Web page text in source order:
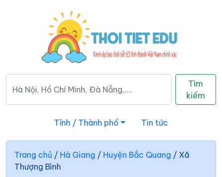
Tìm
kiếm
Tỉnh / Thành phố Tin tức
Trang chủ / Hà Giang / Huyện Bắc Quang / Xã
Thượng Bình